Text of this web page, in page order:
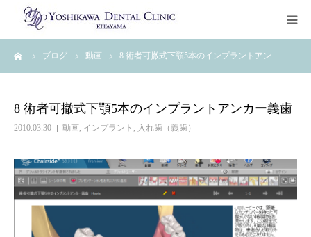
ブログ 動画 8 術者可撤式下顎5本のインプラントアン…
8 術者可撤式下顎5本のインプラントアンカー義歯
2010.03.30 動画, インプラント , 入れ歯（義歯）
トップページ
クリニック案内
ご予約・お問い合わせ